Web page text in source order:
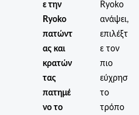
ε την
Ryoko
πατώντ
ας και
κρατών
τας
πατημέ
νο το
Ryoko
ανάψει,
επιλέξτ
ε τον
πιο
εύχρησ
το
τρόπο